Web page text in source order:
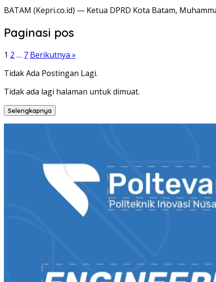
BATAM (Kepri.co.id) — Ketua DPRD Kota Batam,
Paginasi pos
1 2 … 7 Berikutnya »
Tidak Ada Postingan Lagi.
Tidak ada lagi halaman untuk dimuat.
Selengkapnya